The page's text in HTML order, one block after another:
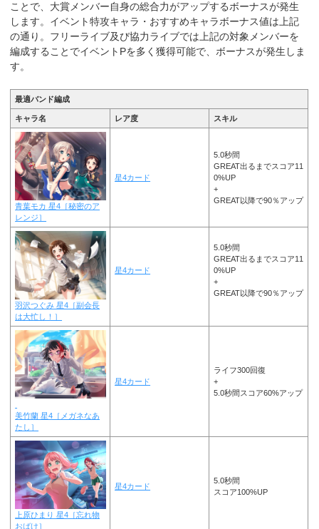
ことで、大賞メンバー自身の総合力がアップするボーナスが発生
します。イベント特攻キャラ・おすすめキャラボーナス値は上記
の通り。フリーライブ及び協力ライブでは上記の対象メンバーを
編成することでイベントPを多く獲得可能で、ボーナスが発生しま
す。
最適バンド編成
キャラ名 レア度 スキル
青葉モカ 星4［秘密のア
レンジ］
星4カード
5.0秒間
GREAT出るまでスコア11
0%UP
+
GREAT以降で90％アップ
羽沢つぐみ 星4［副会長
は大忙し！］
星4カード
5.0秒間
GREAT出るまでスコア11
0%UP
+
GREAT以降で90％アップ
美竹蘭 星4［メガネなあ
たし］
星4カード
ライフ300回復
+
5.0秒間スコア60%アップ
上原ひまり 星4［忘れ物
おばけ］
星4カード
5.0秒間
スコア100%UP